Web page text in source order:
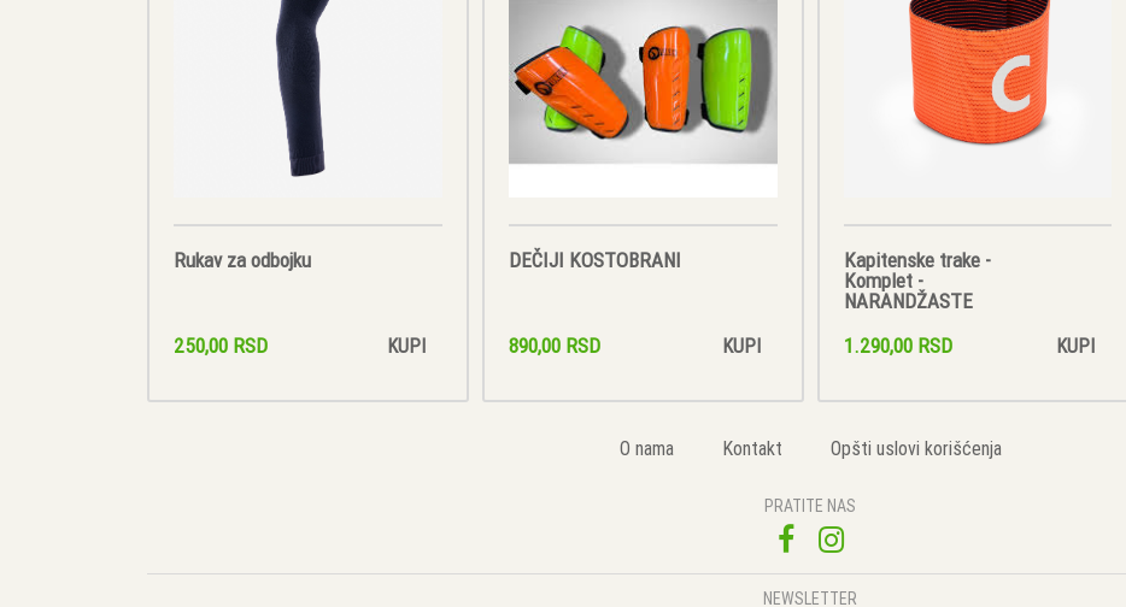
Rukav za odbojku
250,00 RSD KUPI
DEČIJI KOSTOBRANI
890,00 RSD KUPI
Kapitenske trake -
Komplet -
NARANDŽASTE
1.290,00 RSD
KUPI
O nama Kontakt Opšti uslovi korišćenja
PRATITE NAS
NEWSLETTER